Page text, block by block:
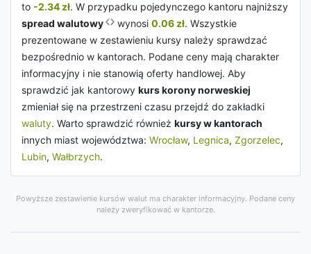
to -2.34 zł. W przypadku pojedynczego kantoru najniższy
spread walutowy
wynosi 0.06 zł. Wszystkie
prezentowane w zestawieniu kursy należy sprawdzać
bezpośrednio w kantorach. Podane ceny mają charakter
informacyjny i nie stanowią oferty handlowej. Aby
sprawdzić jak kantorowy kurs korony norweskiej
zmieniał się na przestrzeni czasu przejdź do zakładki
waluty. Warto sprawdzić również kursy w kantorach
innych miast województwa: Wrocław, Legnica, Zgorzelec,
Lubin, Wałbrzych.
Powyższe zestawienie kursów walut ma charakter informacyjny. Podane ceny
należy zweryfikować w kantorze.